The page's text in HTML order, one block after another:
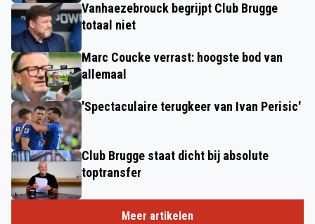
Vanhaezebrouck begrijpt Club Brugge
totaal niet
Marc Coucke verrast: hoogste bod van
allemaal
'Spectaculaire terugkeer van Ivan Perisic'
Club Brugge staat dicht bij absolute
toptransfer
Meer artikelen